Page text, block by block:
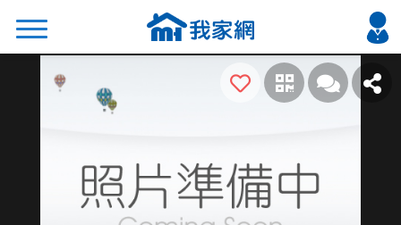
搜尋
熱門關鍵字
2026 台北降價好屋限量釋出
2026 新北降價好屋限量釋出